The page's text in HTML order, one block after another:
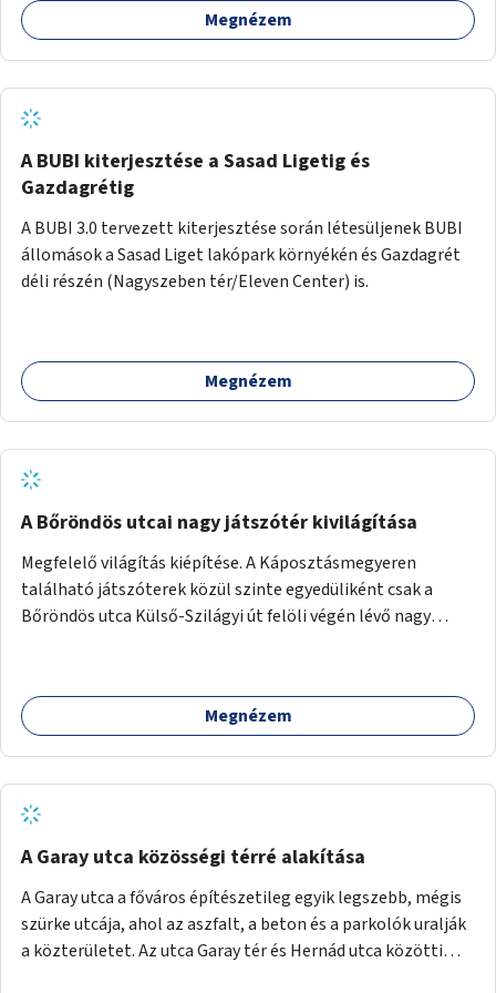
barátságosabbá és zöldebbé lehetne tenni a megállókat.
Megnézem
A BUBI kiterjesztése a Sasad Ligetig és
Gazdagrétig
A BUBI 3.0 tervezett kiterjesztése során létesüljenek BUBI
állomások a Sasad Liget lakópark környékén és Gazdagrét
déli részén (Nagyszeben tér/Eleven Center) is.
Megnézem
A Bőröndös utcai nagy játszótér kivilágítása
Megfelelő világítás kiépítése. A Káposztásmegyeren
található játszóterek közül szinte egyedüliként csak a
Bőröndös utca Külső-Szilágyi út felöli végén lévő nagy
Megnézem
A Garay utca közösségi térré alakítása
A Garay utca a főváros építészetileg egyik legszebb, mégis
szürke utcája, ahol az aszfalt, a beton és a parkolók uralják
a közterületet. Az utca Garay tér és Hernád utca közötti